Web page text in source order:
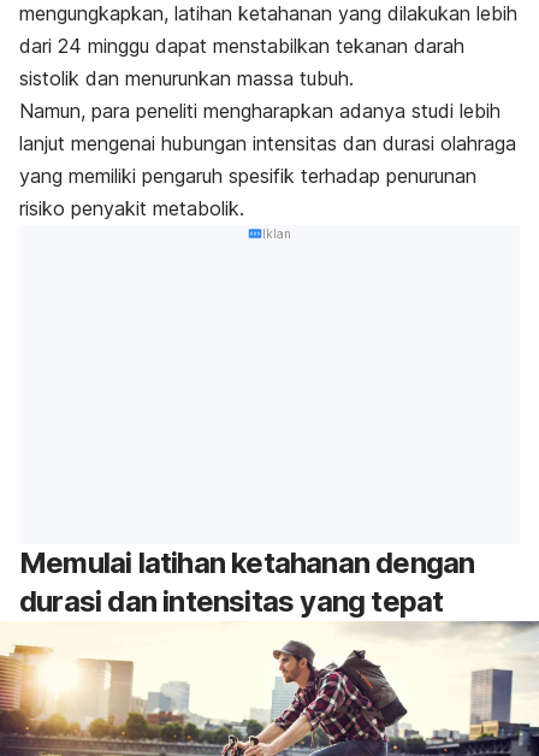
mengungkapkan, latihan ketahanan yang dilakukan lebih
dari 24 minggu dapat menstabilkan tekanan darah
sistolik dan menurunkan massa tubuh.
Namun, para peneliti mengharapkan adanya studi lebih
lanjut mengenai hubungan intensitas dan durasi olahraga
yang memiliki pengaruh spesifik terhadap penurunan
risiko penyakit metabolik.
Iklan
Memulai latihan ketahanan dengan
durasi dan intensitas yang tepat